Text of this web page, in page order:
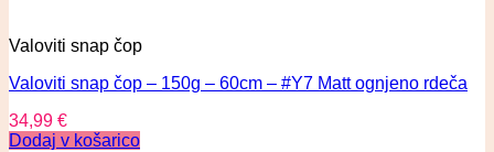
Valoviti snap čop
Valoviti snap čop – 150g – 60cm – #Y7 Matt ognjeno rdeča
34,99 €
Dodaj v košarico